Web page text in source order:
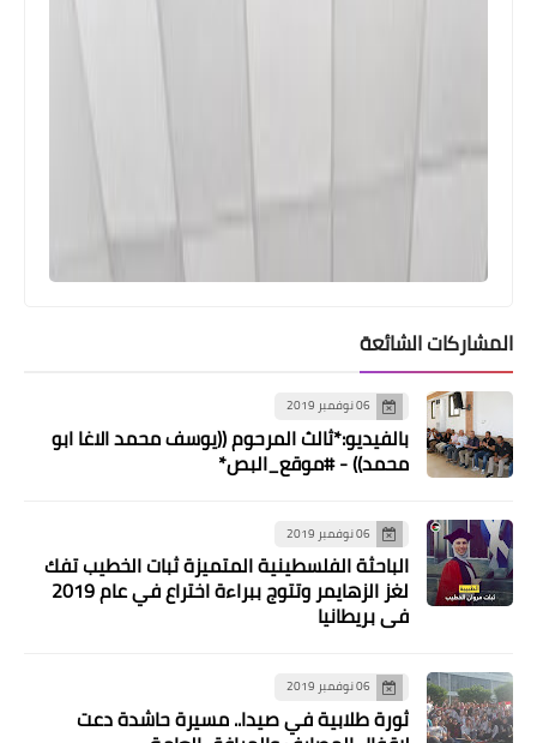
المشاركات الشائعة
06 نوفمبر 2019
بالفيديو:*ثالث المرحوم ((يوسف محمد الاغا ابو
محمد)) - #موقع_البص*
06 نوفمبر 2019
الباحثة الفلسطينية المتميزة ثبات الخطيب تفك
لغز الزهايمر وتتوج ببراءة اختراع في عام 2019
في بريطانيا
06 نوفمبر 2019
ثورة طلابية في صيدا.. مسيرة حاشدة دعت